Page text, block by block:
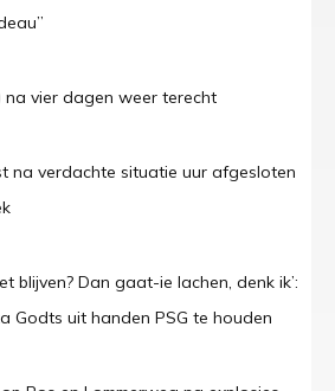
na vier dagen weer terecht
na verdachte situatie uur afgesloten
blijven? Dan gaat-ie lachen, denk ik’:
Godts uit handen PSG te houden